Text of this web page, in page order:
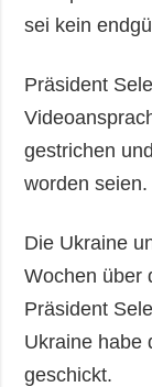
sei kein
Präsident
gestrichen
worden seien.
Die Ukraine
Wochen über
Präsident
Ukraine habe
geschickt.